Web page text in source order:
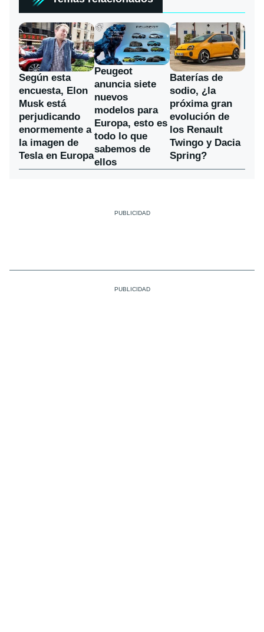
Según esta
encuesta, Elon
Musk está
perjudicando
enormemente a
la imagen de
Tesla en Europa
Peugeot
anuncia siete
nuevos
modelos para
Europa, esto es
todo lo que
sabemos de
ellos
Baterías de
sodio, ¿la
próxima gran
evolución de
los Renault
Twingo y Dacia
Spring?